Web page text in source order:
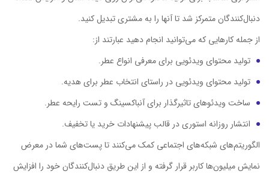
دنبال‌کنندگان متمرکز شد تا آنها را به مشتری تبدیل کنید.
از جمله کارهایی که می‌توانید انجام دهید عبارتند از:
تولید محتوای ویدئویی برای معرفی انواع عطر.
تولید محتوای ویدئویی در راستای انتخاب عطر برای هدیه.
ساخت ویدئوهای تاثیرگذار برای آنباکسینگ و تست رایحه عطر.
انتشار روزانه استوری در قالب پیشنهادات خرید یا تخفیف.
الگوریتم‌های شبکه‌های اجتماعی کمک می‌کنند تا پست‌های شما در معرض
نمایش میلیون‌ها کاربر قرار گرفته و از این طریق دنبال‌کنندگان خود را افزایش